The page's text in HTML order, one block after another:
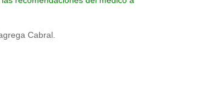
Cabral.